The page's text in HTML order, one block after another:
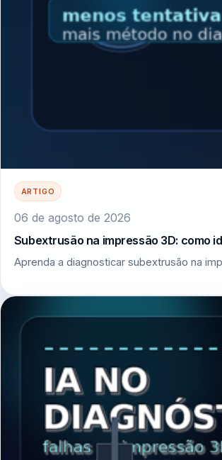
ARTIGO
06 de agosto de 2026
Subextrusão na impressão 3D: como
Aprenda a diagnosticar subextrusão na